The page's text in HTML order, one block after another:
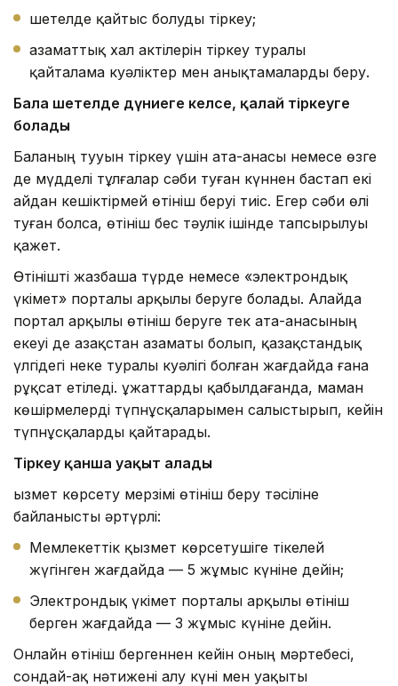
шетелде қайтыс болуды тіркеу;
азаматтық хал актілерін тіркеу туралы
қайталама куәліктер мен анықтамаларды беру.
Бала шетелде дүниеге келсе, қалай тіркеуге
болады
Баланың тууын тіркеу үшін ата-анасы немесе өзге
де мүдделі тұлғалар сәби туған күннен бастап екі
айдан кешіктірмей өтініш беруі тиіс. Егер сәби өлі
туған болса, өтініш бес тәулік ішінде тапсырылуы
қажет.
Өтінішті жазбаша түрде немесе «электрондық
үкімет» порталы арқылы беруге болады. Алайда
портал арқылы өтініш беруге тек ата-анасының
екеуі де Қазақстан азаматы болып, қазақстандық
үлгідегі неке туралы куәлігі болған жағдайда ғана
рұқсат етіледі. Құжаттарды қабылдағанда, маман
көшірмелерді түпнұсқаларымен салыстырып, кейін
түпнұсқаларды қайтарады.
Тіркеу қанша уақыт алады
Қызмет көрсету мерзімі өтініш беру тәсіліне
байланысты әртүрлі:
Мемлекеттік қызмет көрсетушіге тікелей
жүгінген жағдайда — 5 жұмыс күніне дейін;
Электрондық үкімет порталы арқылы өтініш
берген жағдайда — 3 жұмыс күніне дейін.
Онлайн өтініш бергеннен кейін оның мәртебесі,
сондай-ақ нәтижені алу күні мен уақыты